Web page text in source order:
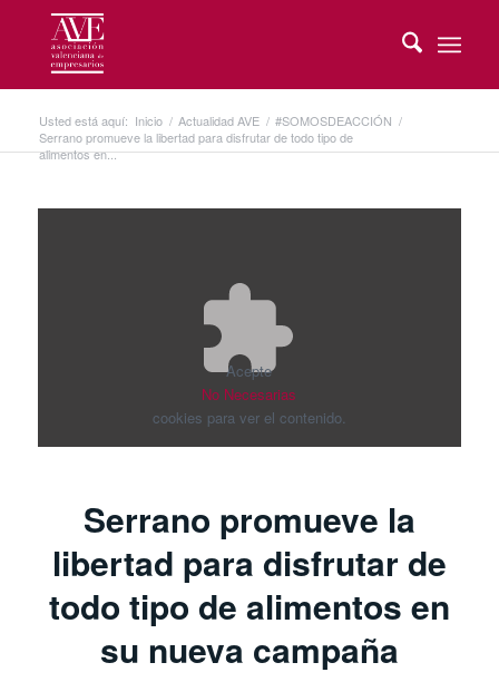
Usted está aquí: Inicio / Actualidad AVE / #SOMOSDEACCIÓN /
Serrano promueve la libertad para disfrutar de todo tipo de
alimentos en...
Acepte
No Necesarias
cookies para ver el contenido.
Serrano promueve la
libertad para disfrutar de
todo tipo de alimentos en
su nueva campaña